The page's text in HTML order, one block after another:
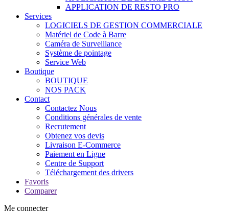
APPLICATION DE RESTO PRO
Services
LOGICIELS DE GESTION COMMERCIALE
Matériel de Code à Barre
Caméra de Surveillance
Système de pointage
Service Web
Boutique
BOUTIQUE
NOS PACK
Contact
Contactez Nous
Conditions générales de vente
Recrutement
Obtenez vos devis
Livraison E-Commerce
Paiement en Ligne
Centre de Support
Téléchargement des drivers
Favoris
Comparer
Me connecter